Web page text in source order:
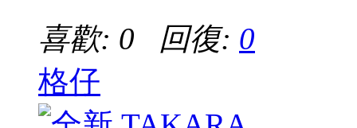
喜歡: 0 回復: 0
格仔